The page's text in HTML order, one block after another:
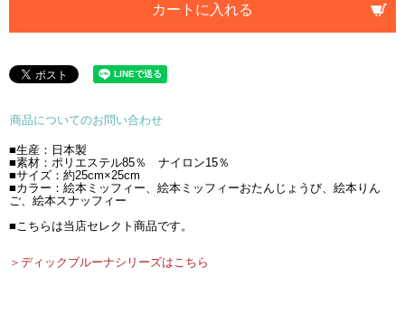
カートに入れる
商品についてのお問い合わせ
■生産：日本製
■素材：ポリエステル85％ ナイロン15％
■サイズ：約25cm×25cm
■カラー：絵本ミッフィー、絵本ミッフィーおたんじょうび、絵本りん
ご、絵本スナッフィー
■こちらは当店セレクト商品です。
＞ディックブルーナシリーズはこちら